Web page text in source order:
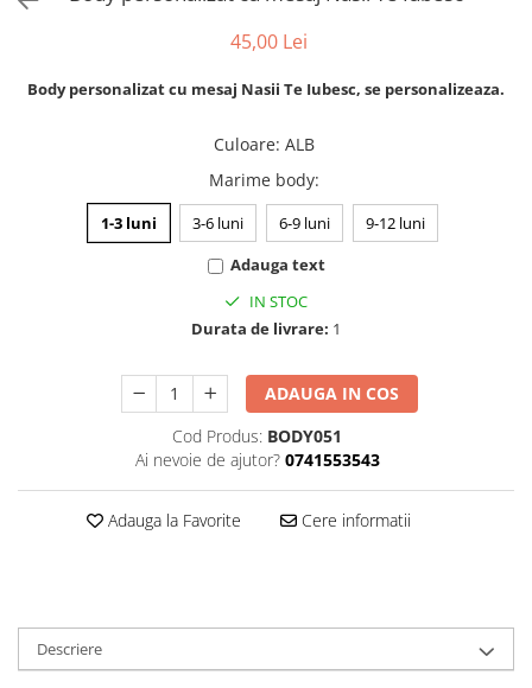
Plachete personalizate
Pix personalizat
evenimente
Umerase Personalizate
45,00 Lei
Body personalizat cu mesaj Nasii Te Iubesc, se personalizeaza.
Culoare: ALB
Marime body:
1-3 luni 3-6 luni 6-9 luni
9-12 luni
Adauga text
IN STOC
Durata de livrare: 1
ADAUGA IN COS
Cod Produs: BODY051
Ai nevoie de ajutor? 0741553543
Adauga la Favorite Cere informatii
Descriere